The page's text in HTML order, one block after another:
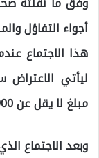
أجواء التفاؤل
ليأتي الاعتراض
مبلغ لا يقل عن 3900 للحد الأدنى للأجور.